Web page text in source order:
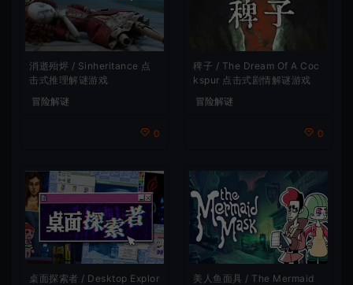
消逝殆烬 / Sinheritance 点
击式推理解谜游戏
冒险解谜
0
稗子 / The Dream Of A Coc
kspur 点击式剧情解谜游戏
冒险解谜
0
桌面探索者 / Desktop Explor
美人鱼面具 / The Mermaid